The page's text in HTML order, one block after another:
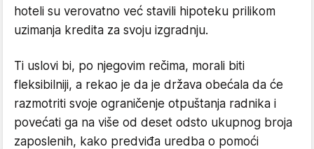
hoteli su verovatno već stavili hipoteku prilikom
uzimanja kredita za svoju izgradnju.
Ti uslovi bi, po njegovim rečima, morali biti
fleksibilniji, a rekao je da je država obećala da će
razmotriti svoje ograničenje otpuštanja radnika i
povećati ga na više od deset odsto ukupnog broja
zaposlenih, kako predviđa uredba o pomoći